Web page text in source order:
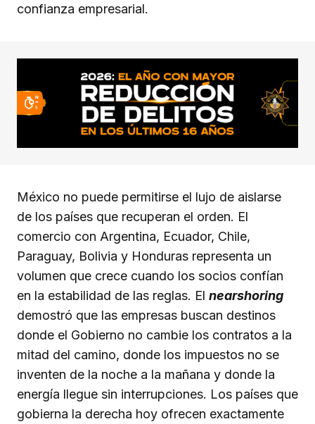
confianza empresarial.
México no puede permitirse el lujo de aislarse
de los países que recuperan el orden. El
comercio con Argentina, Ecuador, Chile,
Paraguay, Bolivia y Honduras representa un
volumen que crece cuando los socios confían
en la estabilidad de las reglas. El nearshoring
demostró que las empresas buscan destinos
donde el Gobierno no cambie los contratos a la
mitad del camino, donde los impuestos no se
inventen de la noche a la mañana y donde la
energía llegue sin interrupciones. Los países que
gobierna la derecha hoy ofrecen exactamente